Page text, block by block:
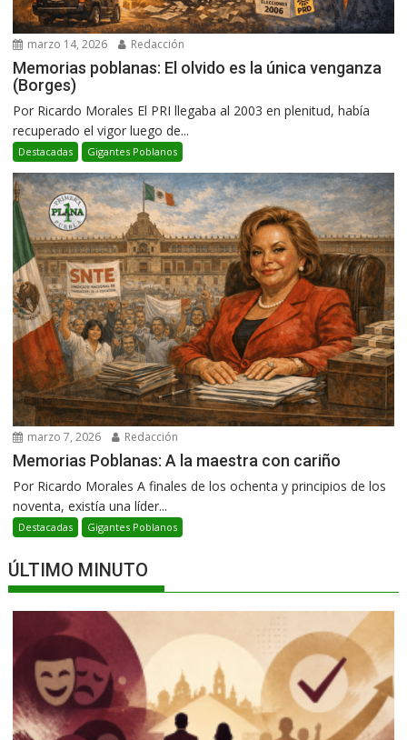
marzo 14, 2026 Redacción
Memorias poblanas: El olvido es la única venganza
(Borges)
Por Ricardo Morales El PRI llegaba al 2003 en plenitud, había
recuperado el vigor luego de...
Destacadas Gigantes Poblanos
marzo 7, 2026 Redacción
Memorias Poblanas: A la maestra con cariño
Por Ricardo Morales A finales de los ochenta y principios de los
noventa, existía una líder...
Destacadas Gigantes Poblanos
ÚLTIMO MINUTO